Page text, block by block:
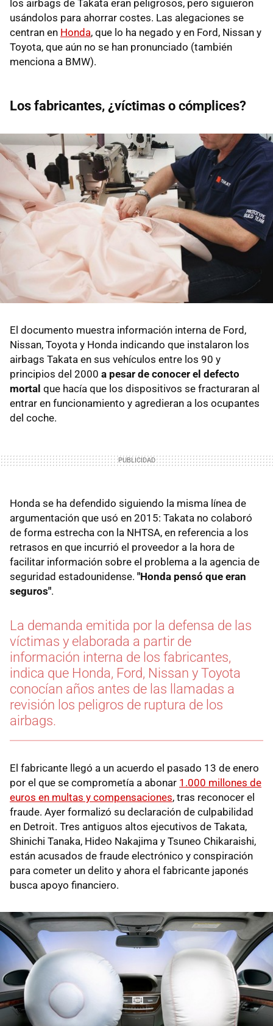
los airbags de Takata eran peligrosos, pero siguieron
usándolos para ahorrar costes. Las alegaciones se
centran en Honda, que lo ha negado y en Ford, Nissan y
Toyota, que aún no se han pronunciado (también
menciona a BMW).
Los fabricantes, ¿víctimas o cómplices?
El documento muestra información interna de Ford,
Nissan, Toyota y Honda indicando que instalaron los
airbags Takata en sus vehículos entre los 90 y
principios del 2000 a pesar de conocer el defecto
mortal que hacía que los dispositivos se fracturaran al
entrar en funcionamiento y agredieran a los ocupantes
del coche.
Honda se ha defendido siguiendo la misma línea de
argumentación que usó en 2015: Takata no colaboró
de forma estrecha con la NHTSA, en referencia a los
retrasos en que incurrió el proveedor a la hora de
facilitar información sobre el problema a la agencia de
seguridad estadounidense. "Honda pensó que eran
seguros".
La demanda emitida por la defensa de las
víctimas y elaborada a partir de
información interna de los fabricantes,
indica que Honda, Ford, Nissan y Toyota
conocían años antes de las llamadas a
revisión los peligros de ruptura de los
airbags.
El fabricante llegó a un acuerdo el pasado 13 de enero
por el que se comprometía a abonar 1.000 millones de
euros en multas y compensaciones, tras reconocer el
fraude. Ayer formalizó su declaración de culpabilidad
en Detroit. Tres antiguos altos ejecutivos de Takata,
Shinichi Tanaka, Hideo Nakajima y Tsuneo Chikaraishi,
están acusados de fraude electrónico y conspiración
para cometer un delito y ahora el fabricante japonés
busca apoyo financiero.